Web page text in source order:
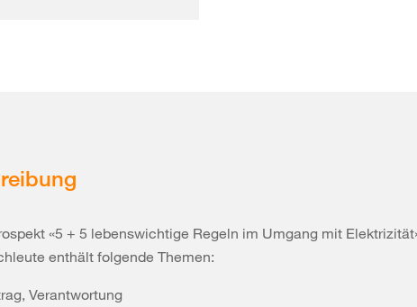
«5 + 5 lebenswichtige Regeln im Umgang mit
enthält folgende Themen:
Verantwortung